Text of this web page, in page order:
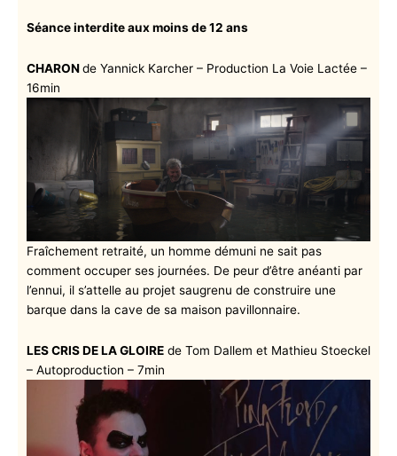
Séance interdite aux moins de 12 ans
CHARONde Yannick Karcher – Production La Voie Lactée –
16min
Fraîchement retraité, un homme démuni ne sait pas
comment occuper ses journées. De peur d’être anéanti par
l’ennui, il s’attelle au projet saugrenu de construire une
barque dans la cave de sa maison pavillonnaire.
LES CRIS DE LA GLOIRE de Tom Dallem et Mathieu Stoeckel
– Autoproduction – 7min